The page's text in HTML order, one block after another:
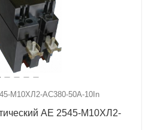
М10ХЛ2-AC380-50А-10In
АЕ 2545-М10ХЛ2-